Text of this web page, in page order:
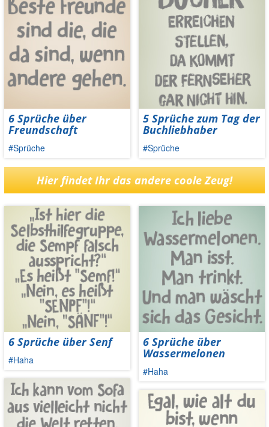
6 Sprüche über
Freundschaft
#Sprüche
5 Sprüche zum Tag der
Buchliebhaber
#Sprüche
Hier findet Ihr das andere coole Zeug!
6 Sprüche über Senf
#Haha
6 Sprüche über
Wassermelonen
#Haha